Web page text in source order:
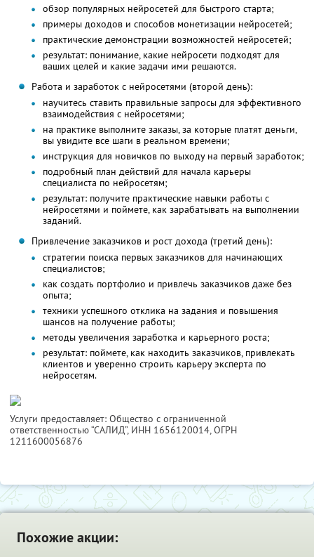
обзор популярных нейросетей для быстрого старта;
примеры доходов и способов монетизации нейросетей;
практические демонстрации возможностей нейросетей;
результат: понимание, какие нейросети подходят для
ваших целей и какие задачи ими решаются.
Работа и заработок с нейросетями (второй день):
научитесь ставить правильные запросы для эффективного
взаимодействия с нейросетями;
на практике выполните заказы, за которые платят деньги,
вы увидите все шаги в реальном времени;
инструкция для новичков по выходу на первый заработок;
подробный план действий для начала карьеры
специалиста по нейросетям;
результат: получите практические навыки работы с
нейросетями и поймете, как зарабатывать на выполнении
заданий.
Привлечение заказчиков и рост дохода (третий день):
стратегии поиска первых заказчиков для начинающих
специалистов;
как создать портфолио и привлечь заказчиков даже без
опыта;
техники успешного отклика на задания и повышения
шансов на получение работы;
методы увеличения заработка и карьерного роста;
результат: поймете, как находить заказчиков, привлекать
клиентов и уверенно строить карьеру эксперта по
нейросетям.
Услуги предоставляет: Общество с ограниченной
ответственностью “САЛИД”, ИНН 1656120014, ОГРН
1211600056876
Похожие акции: